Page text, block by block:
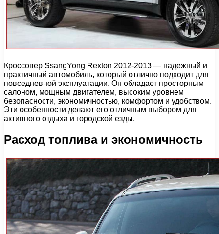
Кроссовер SsangYong Rexton 2012-2013 — надежный и
практичный автомобиль, который отлично подходит для
повседневной эксплуатации. Он обладает просторным
салоном, мощным двигателем, высоким уровнем
безопасности, экономичностью, комфортом и удобством.
Эти особенности делают его отличным выбором для
активного отдыха и городской езды.
Расход топлива и экономичность